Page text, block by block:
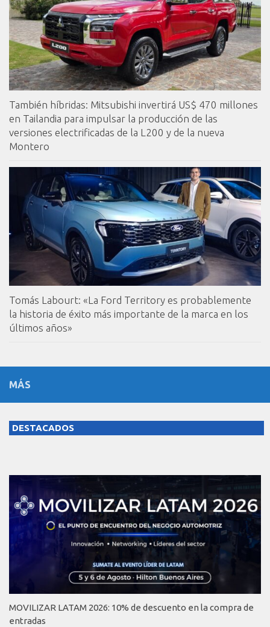
También híbridas: Mitsubishi invertirá US$ 470 millones
en Tailandia para impulsar la producción de las
versiones electrificadas de la L200 y de la nueva
Montero
Tomás Labourt: «La Ford Territory es probablemente
la historia de éxito más importante de la marca en los
últimos años»
MÁS
DESTACADOS
MOVILIZAR LATAM 2026: 10% de descuento en la compra de
entradas